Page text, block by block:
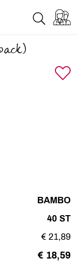
BAMBO
40 ST
€ 21,89
€ 18,59